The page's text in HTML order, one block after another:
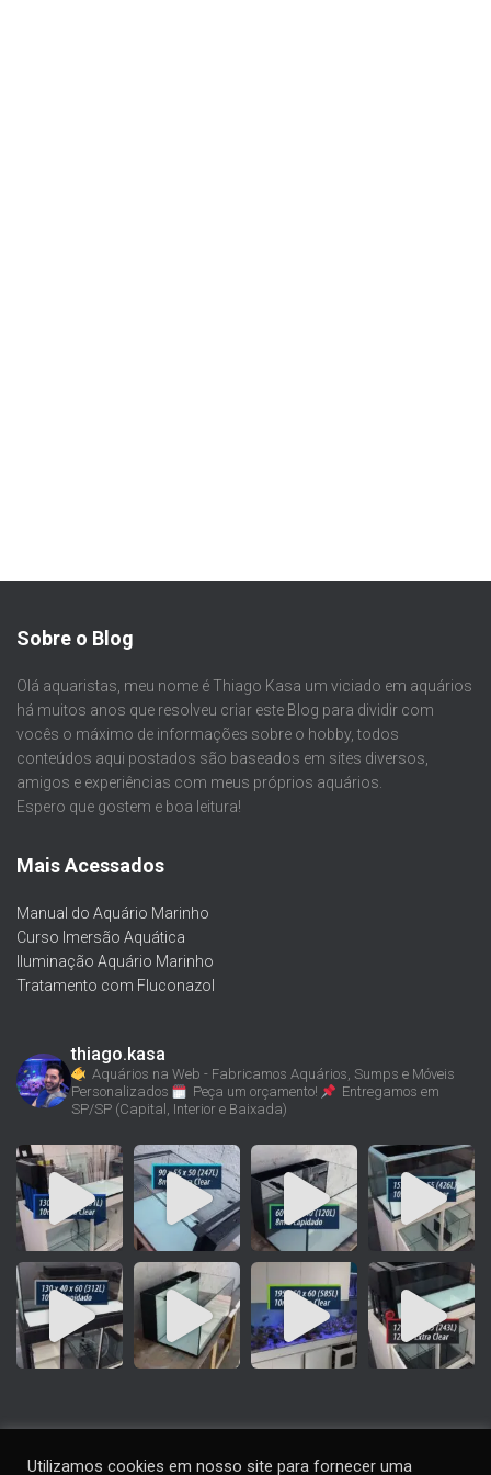
Sobre o Blog
Olá aquaristas, meu nome é Thiago Kasa um viciado em aquários
há muitos anos que resolveu criar este Blog para dividir com
vocês o máximo de informações sobre o hobby, todos
conteúdos aqui postados são baseados em sites diversos,
amigos e experiências com meus próprios aquários.
Espero que gostem e boa leitura!
Mais Acessados
Manual do Aquário Marinho
Curso Imersão Aquática
Iluminação Aquário Marinho
Tratamento com Fluconazol
thiago.kasa
Aquários na Web - Fabricamos Aquários, Sumps e Móveis
Personalizados
Peça um orçamento!
Entregamos em
SP/SP (Capital, Interior e Baixada)
Utilizamos cookies em nosso site para fornecer uma